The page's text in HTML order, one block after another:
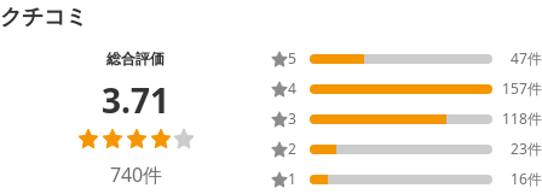
クチコミ
総合評価
3.71
740件
5 47件
4
157件
3
118件
2
23件
1
16件